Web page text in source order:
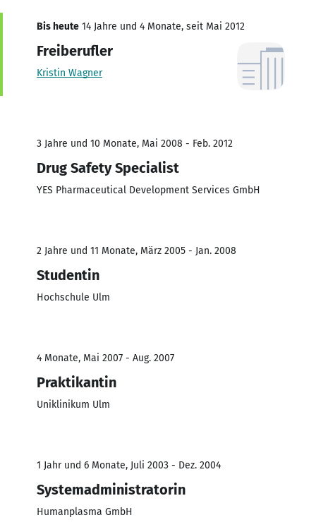
Bis heute 14 Jahre und 4 Monate, seit Mai 2012
Freiberufler
Kristin Wagner
3 Jahre und 10 Monate, Mai 2008 - Feb. 2012
Drug Safety Specialist
YES Pharmaceutical Development Services GmbH
2 Jahre und 11 Monate, März 2005 - Jan. 2008
Studentin
Hochschule Ulm
4 Monate, Mai 2007 - Aug. 2007
Praktikantin
Uniklinikum Ulm
1 Jahr und 6 Monate, Juli 2003 - Dez. 2004
Systemadministratorin
Humanplasma GmbH